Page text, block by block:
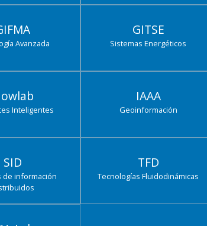
Avanzada
GITSE
Sistemas Energéticos
Inteligentes
IAAA
Geoinformación
SID
de información
TFD
Tecnologías Fluidodinámicas